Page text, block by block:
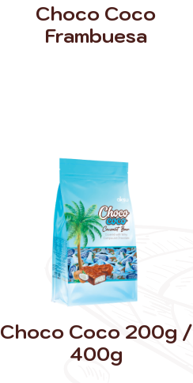
Choco Coco
Frambuesa
Choco Coco 200g /
400g